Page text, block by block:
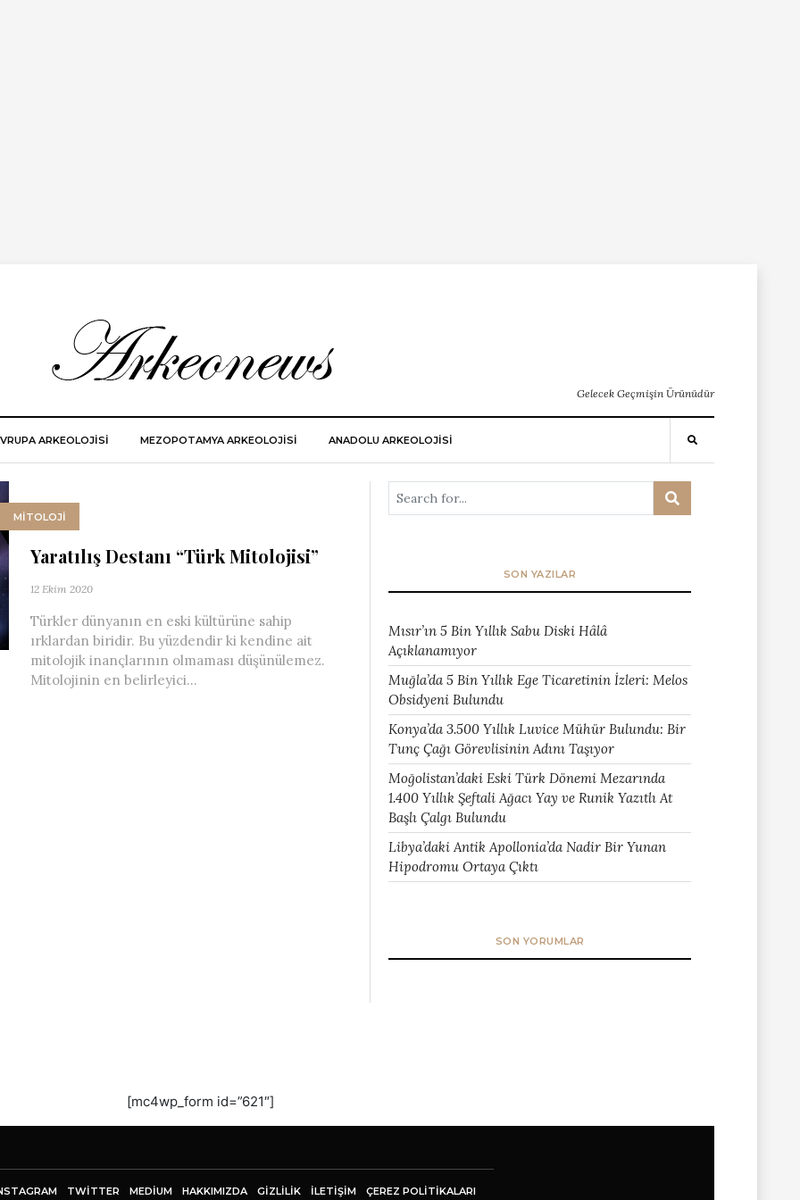
Gelecek Geçmişin Ürünüdür
ARKEOLOJISI MEZOPOTAMYA ARKEOLOJISI ANADOLU ARKEOLOJİSİ
MİTOLOJİ
Yaratılış Destanı “Türk Mitolojisi”
12 Ekim 2020
Türkler dünyanın en eski kültürüne sahip
ırklardan biridir. Bu yüzdendir ki kendine ait
mitolojik inançlarının olmaması düşünülemez.
Mitolojinin en belirleyici...
SON YAZILAR
Mısır’ın 5 Bin Yıllık Sabu Diski Hâlâ
Açıklanamıyor
Muğla’da 5 Bin Yıllık Ege Ticaretinin İzleri: Melos
Obsidyeni Bulundu
Konya’da 3.500 Yıllık Luvice Mühür Bulundu: Bir
Tunç Çağı Görevlisinin Adını Taşıyor
Moğolistan’daki Eski Türk Dönemi Mezarında
1.400 Yıllık Şeftali Ağacı Yay ve Runik Yazıtlı At
Başlı Çalgı Bulundu
Libya’daki Antik Apollonia’da Nadir Bir Yunan
Hipodromu Ortaya Çıktı
SON YORUMLAR
[mc4wp_form id=”621″]
TWITTER MEDIUM HAKKIMIZDA GİZLİLİK İLETIŞIM ÇEREZ POLITIKALARI